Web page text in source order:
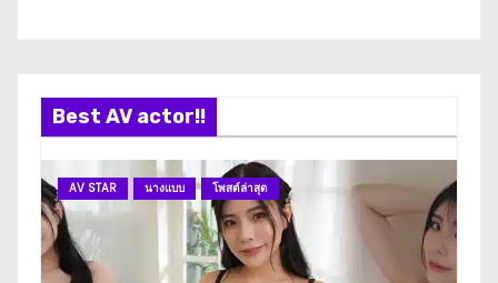
Best AV actor!!
AV STAR นางแบบ โพสต์ล่าสุด